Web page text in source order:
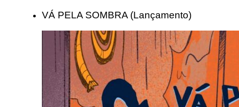
VÁ PELA SOMBRA (Lançamento)